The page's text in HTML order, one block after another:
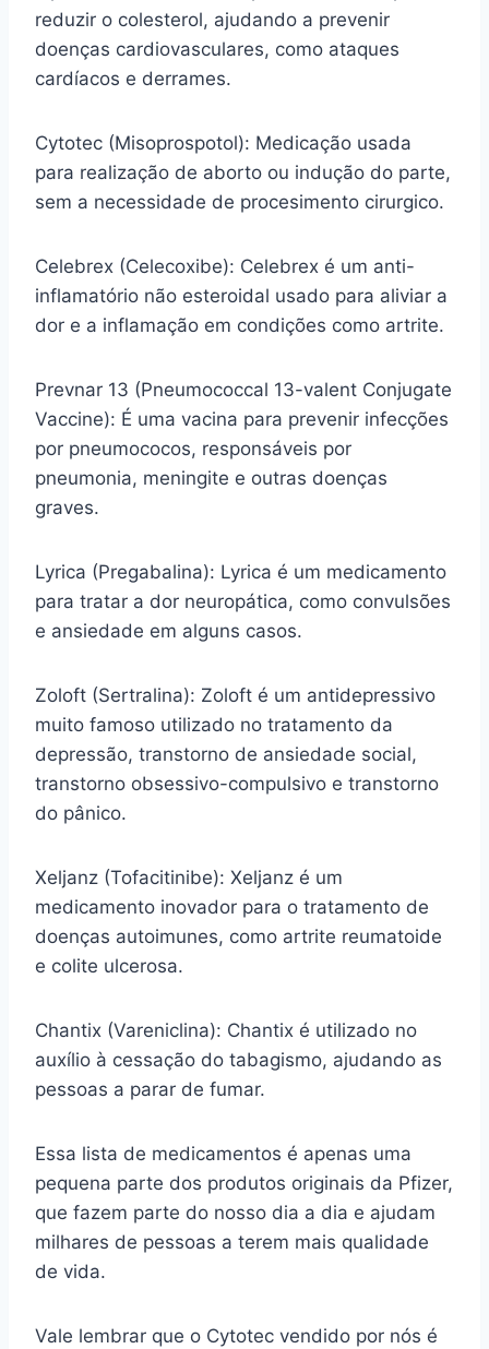
reduzir o colesterol, ajudando a prevenir
doenças cardiovasculares, como ataques
cardíacos e derrames.
Cytotec (Misoprospotol): Medicação usada
para realização de aborto ou indução do parte,
sem a necessidade de procesimento cirurgico.
Celebrex (Celecoxibe): Celebrex é um anti-
inflamatório não esteroidal usado para aliviar a
dor e a inflamação em condições como artrite.
Prevnar 13 (Pneumococcal 13-valent Conjugate
Vaccine): É uma vacina para prevenir infecções
por pneumococos, responsáveis por
pneumonia, meningite e outras doenças
graves.
Lyrica (Pregabalina): Lyrica é um medicamento
para tratar a dor neuropática, como convulsões
e ansiedade em alguns casos.
Zoloft (Sertralina): Zoloft é um antidepressivo
muito famoso utilizado no tratamento da
depressão, transtorno de ansiedade social,
transtorno obsessivo-compulsivo e transtorno
do pânico.
Xeljanz (Tofacitinibe): Xeljanz é um
medicamento inovador para o tratamento de
doenças autoimunes, como artrite reumatoide
e colite ulcerosa.
Chantix (Vareniclina): Chantix é utilizado no
auxílio à cessação do tabagismo, ajudando as
pessoas a parar de fumar.
Essa lista de medicamentos é apenas uma
pequena parte dos produtos originais da Pfizer,
que fazem parte do nosso dia a dia e ajudam
milhares de pessoas a terem mais qualidade
de vida.
Vale lembrar que o Cytotec vendido por nós é